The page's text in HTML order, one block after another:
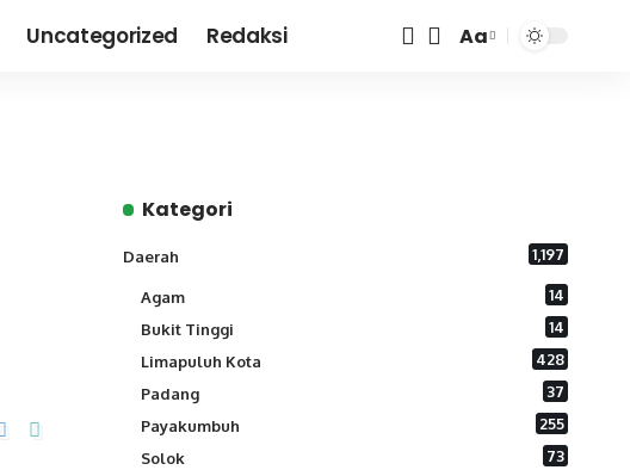
Uncategorized Redaksi
Font
Aa
Kategori
Daerah 1,197
Agam
14
Bukit Tinggi
14
Limapuluh Kota
428
Padang
37
Payakumbuh
255
Solok
73